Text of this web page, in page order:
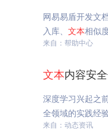
网易易盾开发文
入库、 文本相似
来自：帮助中心
文本内容安
深度学习兴起之
全领域的实践经
来自：动态资讯